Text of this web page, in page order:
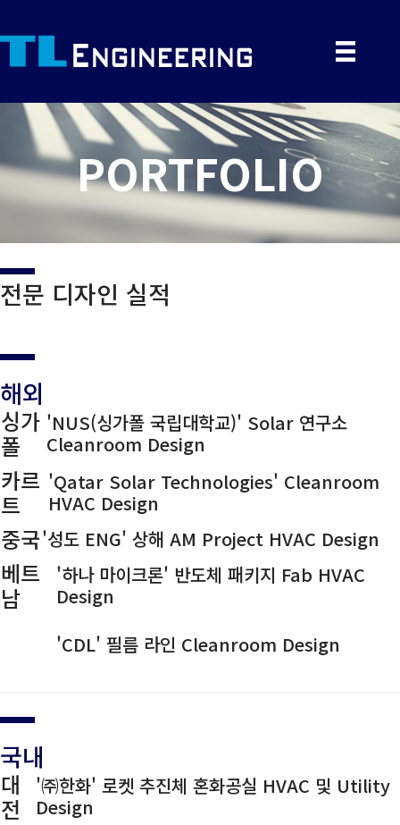
PORTFOLIO
전문 디자인 실적
해외
싱가
폴
'NUS(싱가폴 국립대학교)' Solar 연구소
Cleanroom Design
카르
트
'Qatar Solar Technologies' Cleanroom
HVAC Design
중국'성도 ENG' 상해 AM Project HVAC Design
베트
남
'하나 마이크론' 반도체 패키지 Fab HVAC
Design
'CDL' 필름 라인 Cleanroom Design
국내
대
전
'㈜한화' 로켓 추진체 혼화공실 HVAC 및 Utility
Design